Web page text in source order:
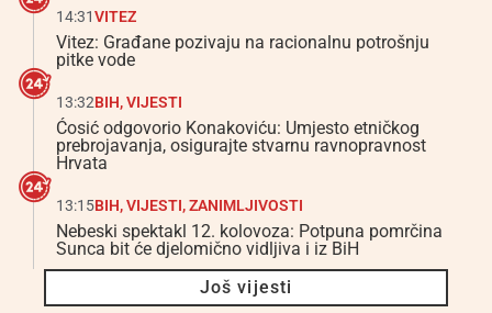
14:31VITEZ
Vitez: Građane pozivaju na racionalnu potrošnju
pitke vode
13:32BIH,VIJESTI
Ćosić odgovorio Konakoviću: Umjesto etničkog
prebrojavanja, osigurajte stvarnu ravnopravnost
Hrvata
13:15BIH,VIJESTI,ZANIMLJIVOSTI
Nebeski spektakl 12. kolovoza: Potpuna pomrčina
Sunca bit će djelomično vidljiva i iz BiH
Još vijesti